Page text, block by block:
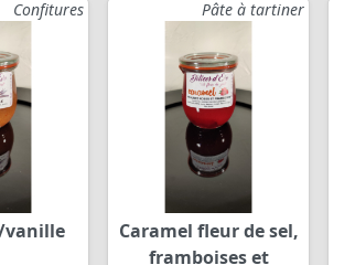
Confitures
vanille
Pâte à tartiner
Caramel fleur de sel,
framboises et